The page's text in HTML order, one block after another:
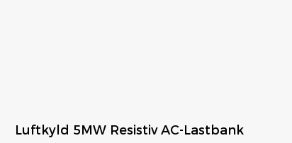
Luftkyld 5MW Resistiv AC-Lastbank